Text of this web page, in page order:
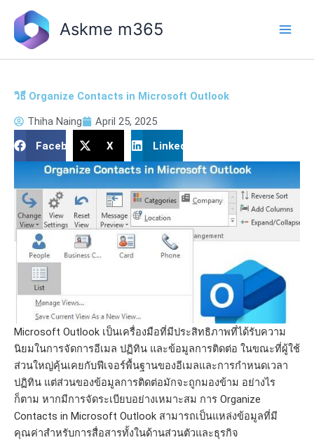
content
Askme m365
วิธี Organize Contacts in Microsoft Outlook
Thiha Naing
April 25, 2025
Facebook
X LinkedIn
Microsoft Outlook เป็นเครื่องมือที่มีประสิทธิภาพที่ได้รับความ
นิยมในการจัดการอีเมล ปฏิทิน และข้อมูลการติดต่อ ในขณะที่ผู้ใช้
ส่วนใหญ่คุ้นเคยกับฟีเจอร์พื้นฐานของอีเมลและการกำหนดเวลา
ปฏิทิน แต่ส่วนของข้อมูลการติดต่อมักจะถูกมองข้าม อย่างไร
ก็ตาม หากมีการจัดระเบียบอย่างเหมาะสม การ Organize
Contacts in Microsoft Outlook สามารถเป็นแหล่งข้อมูลที่มี
คุณค่าสำหรับการสื่อสารทั้งในด้านส่วนตัวและธุรกิจ